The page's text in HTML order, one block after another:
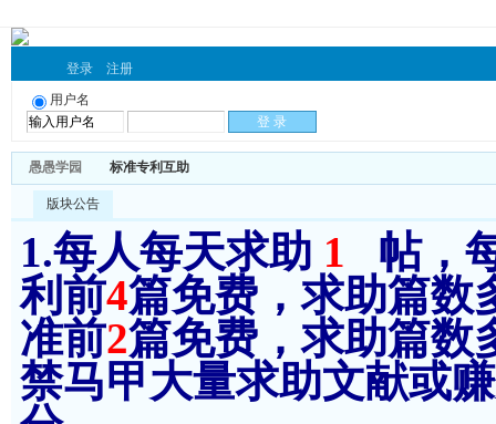
登录 注册
用户名
愚愚学园 标准专利互助
版块公告
1.每人每天求助 1
帖，
利前4篇免费，求助篇数
准前2篇免费，求助篇数
禁马甲大量求助文献或